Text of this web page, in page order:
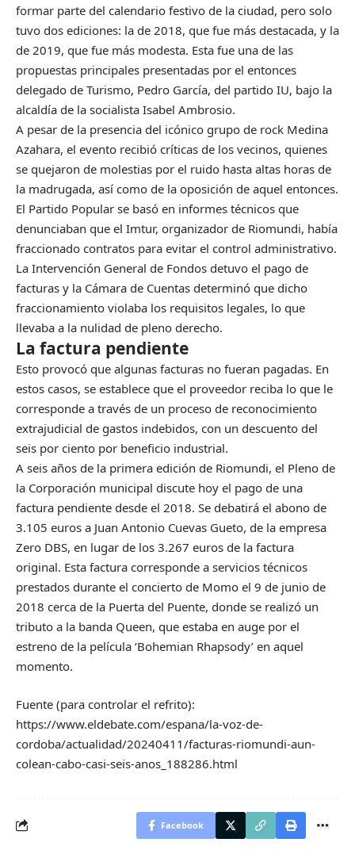
formar parte del calendario festivo de la ciudad, pero solo
tuvo dos ediciones: la de 2018, que fue más destacada, y la
de 2019, que fue más modesta. Esta fue una de las
propuestas principales presentadas por el entonces
delegado de Turismo, Pedro García, del partido IU, bajo la
alcaldía de la socialista Isabel Ambrosio.
A pesar de la presencia del icónico grupo de rock Medina
Azahara, el evento recibió críticas de los vecinos, quienes
se quejaron de molestias por el ruido hasta altas horas de
la madrugada, así como de la oposición de aquel entonces.
El Partido Popular se basó en informes técnicos que
denunciaban que el Imtur, organizador de Riomundi, había
fraccionado contratos para evitar el control administrativo.
La Intervención General de Fondos detuvo el pago de
facturas y la Cámara de Cuentas determinó que dicho
fraccionamiento violaba los requisitos legales, lo que
llevaba a la nulidad de pleno derecho.
La factura pendiente
Esto provocó que algunas facturas no fueran pagadas. En
estos casos, se establece que el proveedor reciba lo que le
corresponde a través de un proceso de reconocimiento
extrajudicial de gastos indebidos, con un descuento del
seis por ciento por beneficio industrial.
A seis años de la primera edición de Riomundi, el Pleno de
la Corporación municipal discute hoy el pago de una
factura pendiente desde el 2018. Se debatirá el abono de
3.105 euros a Juan Antonio Cuevas Gueto, de la empresa
Zero DBS, en lugar de los 3.267 euros de la factura
original. Esta factura corresponde a servicios técnicos
prestados durante el concierto de Momo el 9 de junio de
2018 cerca de la Puerta del Puente, donde se realizó un
tributo a la banda Queen, que estaba en auge por el
estreno de la película ‘Bohemian Rhapsody’ en aquel
momento.
Fuente (para controlar el refrito):
https://www.eldebate.com/espana/la-voz-de-
cordoba/actualidad/20240411/facturas-riomundi-aun-
colean-cabo-casi-seis-anos_188286.html
Facebook